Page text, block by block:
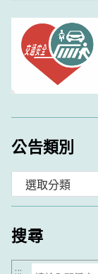
公告類別
類
搜尋
:::